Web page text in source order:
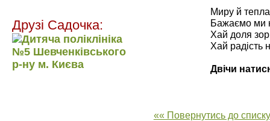
Друзі Садочка:
Миру й
Бажаємо ми
Хай доля
Хай радість
Двічи
«« Повернутись до